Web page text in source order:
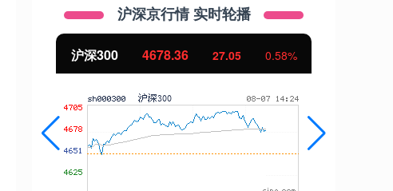
沪深京行情 实时轮播
沪深300 4678.36 27.05 0.58%